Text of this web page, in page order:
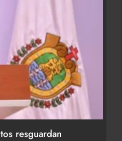
y a la Familia